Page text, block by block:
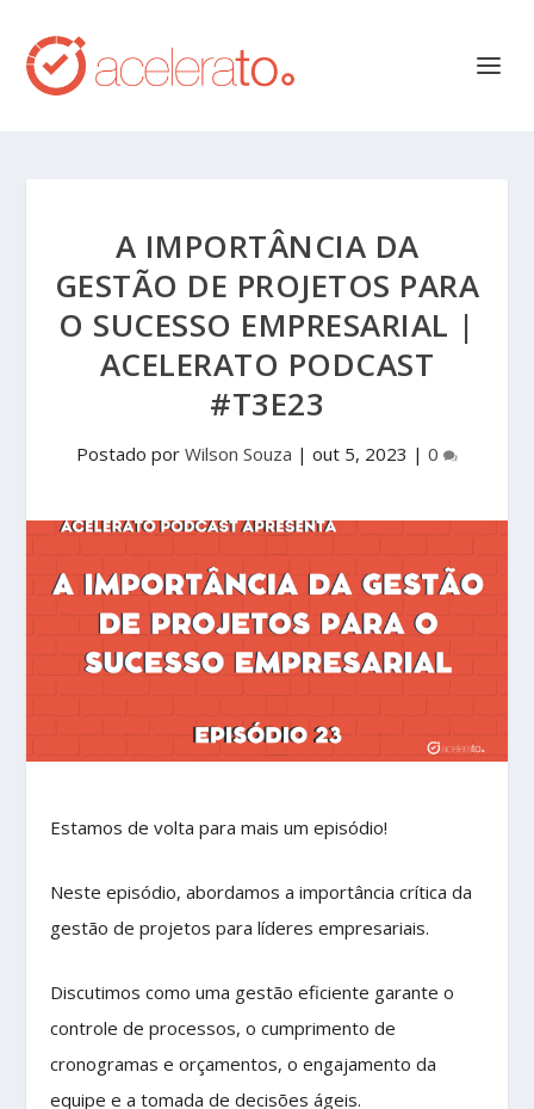
A IMPORTÂNCIA DA
GESTÃO DE PROJETOS PARA
O SUCESSO EMPRESARIAL |
ACELERATO PODCAST
#T3E23
Postado por Wilson Souza | out 5, 2023 | 0
Estamos de volta para mais um episódio!
Neste episódio, abordamos a importância crítica da
gestão de projetos para líderes empresariais.
Discutimos como uma gestão eficiente garante o
controle de processos, o cumprimento de
cronogramas e orçamentos, o engajamento da
equipe e a tomada de decisões ágeis.